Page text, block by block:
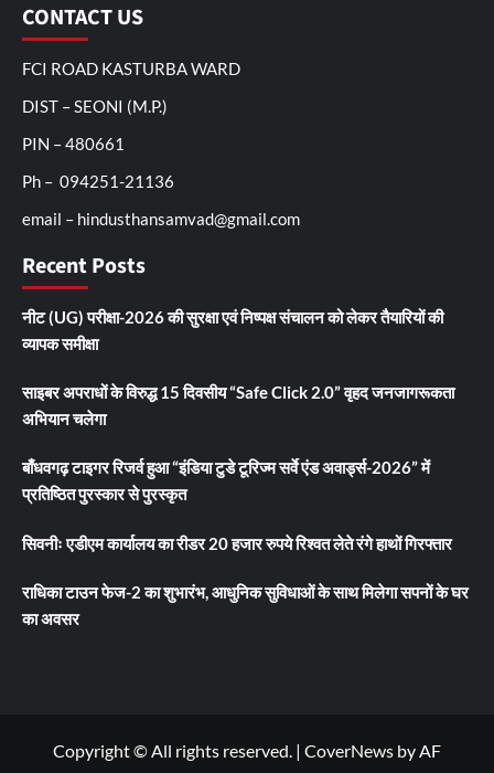
CONTACT US
FCI ROAD KASTURBA WARD
DIST – SEONI (M.P.)
PIN – 480661
Ph – 094251-21136
email – hindusthansamvad@gmail.com
Recent Posts
नीट (UG) परीक्षा-2026 की सुरक्षा एवं निष्पक्ष संचालन को लेकर तैयारियों की
व्यापक समीक्षा
साइबर अपराधों के विरुद्ध 15 दिवसीय “Safe Click 2.0” वृहद जनजागरूकता
अभियान चलेगा
बाँधवगढ़ टाइगर रिजर्व हुआ “इंडिया टुडे टूरिज्म सर्वे एंड अवार्ड्स-2026” में
प्रतिष्ठित पुरस्कार से पुरस्कृत
सिवनीः एडीएम कार्यालय का रीडर 20 हजार रुपये रिश्वत लेते रंगे हाथों गिरफ्तार
राधिका टाउन फेज-2 का शुभारंभ, आधुनिक सुविधाओं के साथ मिलेगा सपनों के घर
का अवसर
Copyright © All rights reserved. | CoverNews by AF